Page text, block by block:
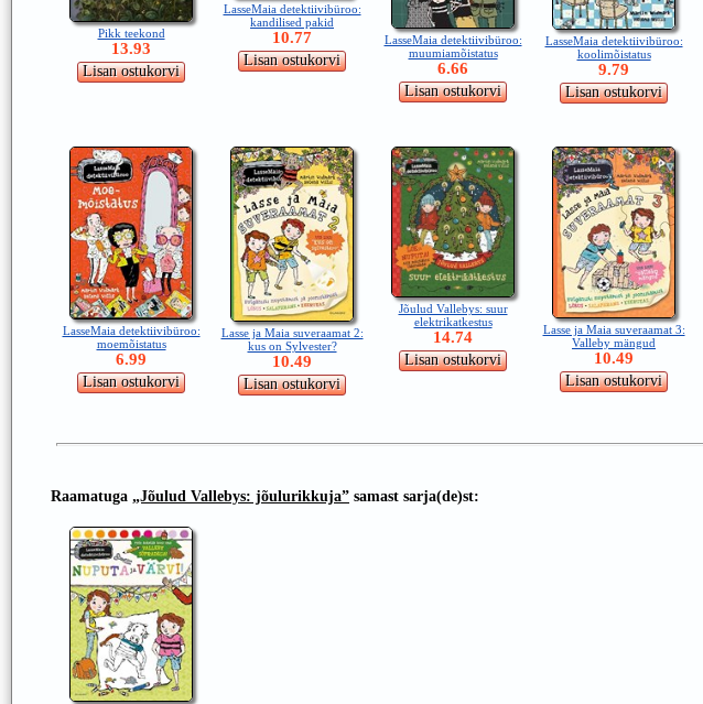
Pikk teekond
13.93
LasseMaia detektiivibüroo:
kandilised pakid
10.77
LasseMaia detektiivibüroo:
muumiamõistatus
6.66
LasseMaia detektiivibüroo:
koolimõistatus
9.79
LasseMaia detektiivibüroo:
moemõistatus
6.99
Lasse ja Maia suveraamat 2:
kus on Sylvester?
10.49
Jõulud Vallebys: suur
elektrikatkestus
14.74
Lasse ja Maia suveraamat 3:
Valleby mängud
10.49
Raamatuga „Jõulud Vallebys: jõulurikkuja” samast sarja(de)st: